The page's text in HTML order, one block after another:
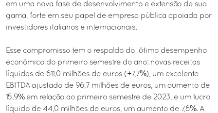
em uma nova fase de desenvolvimento e extensão de sua
gama, forte em seu papel de empresa pública apoiada por
investidores italianos e internacionais.
Esse compromisso tem o respaldo do ótimo desempenho
econômico do primeiro semestre do ano: novas receitas
líquidas de 611,0 milhões de euros (+7,7%), um excelente
EBITDA ajustado de 96,7 milhões de euros, um aumento de
15,9% em relação ao primeiro semestre de 2023, e um lucro
líquido de 44,0 milhões de euros, um aumento de 7,6%. A